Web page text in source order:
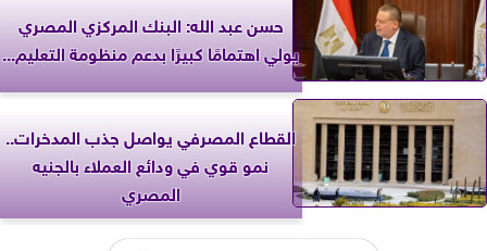
حسن عبد الله: البنك المركزي المصري
يولي اهتمامًا كبيرًا بدعم منظومة التعليم...
القطاع المصرفي يواصل جذب المدخرات..
نمو قوي في ودائع العملاء بالجنيه
المصري